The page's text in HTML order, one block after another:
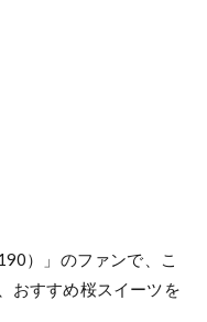
）」のファンで、こ
おすすめ桜スイーツを